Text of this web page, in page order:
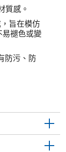
質感。
旨在模仿
褪色或變
防污、防